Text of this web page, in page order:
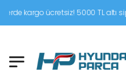
kargo ücretsiz! 5000 TL altı